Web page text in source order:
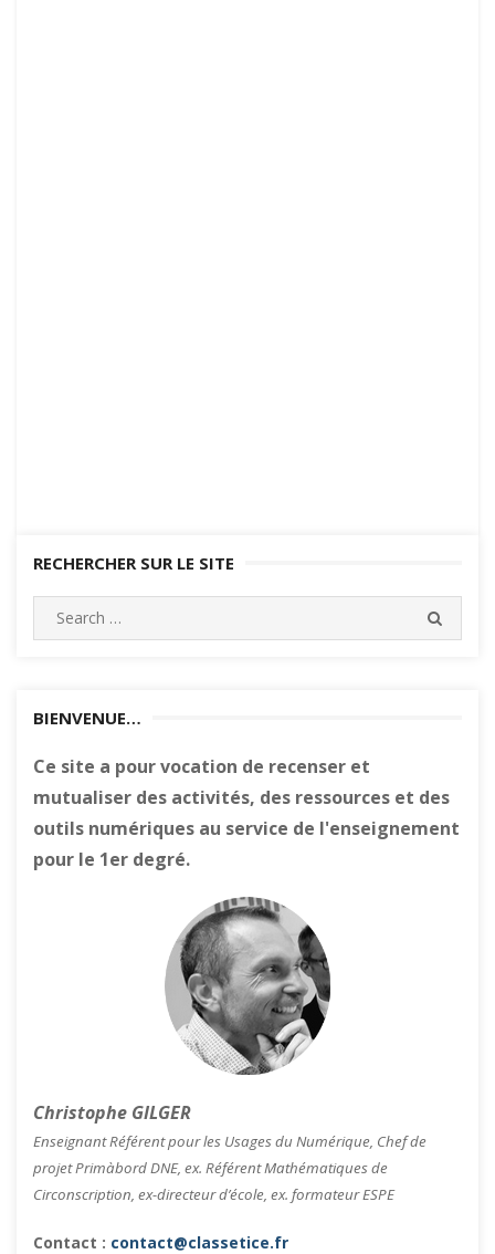
RECHERCHER SUR LE SITE
Search
for:
BIENVENUE…
Ce site a pour vocation de recenser et
mutualiser des activités, des ressources et des
outils numériques au service de l'enseignement
pour le 1er degré.
Christophe GILGER
Enseignant Référent pour les Usages du Numérique, Chef de
projet Primàbord DNE, ex. Référent Mathématiques de
Circonscription, ex-directeur d’école, ex. formateur ESPE
Contact : contact@classetice.fr